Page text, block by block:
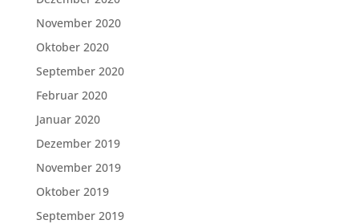
November 2020
Oktober 2020
September 2020
Februar 2020
Januar 2020
Dezember 2019
November 2019
Oktober 2019
September 2019